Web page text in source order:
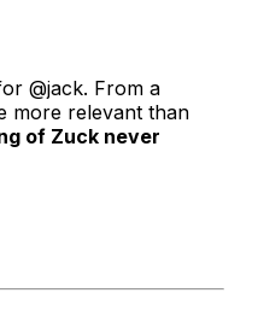
@jack. From a
more relevant than
of Zuck never